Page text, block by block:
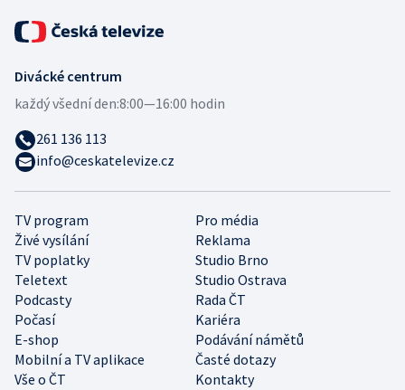
TV program
Pro média
Živé vysílání
Reklama
TV poplatky
Studio Brno
Teletext
Studio Ostrava
Podcasty
Rada ČT
Počasí
Kariéra
E-shop
Podávání námětů
Mobilní a TV aplikace
Časté dotazy
Vše o ČT
Kontakty
Divácké centrum
každý všední den:8:00—16:00 hodin
261 136 113
info@ceskatelevize.cz